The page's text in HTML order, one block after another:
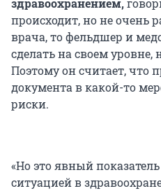
здравоохранением,
происходит, но не очень
врача, то фельдшер и
сделать на своем уровне,
Поэтому он считает, что
документа в какой-то
риски.
«Но это явный
ситуацией в